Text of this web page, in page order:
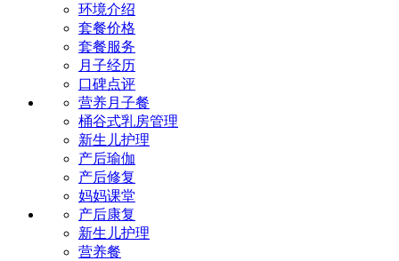
环境介绍
套餐价格
套餐服务
月子经历
口碑点评
营养月子餐
桶谷式乳房管理
新生儿护理
产后瑜伽
产后修复
妈妈课堂
产后康复
新生儿护理
营养餐